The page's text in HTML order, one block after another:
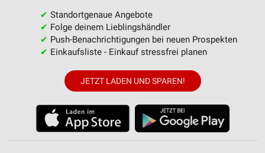
✔ Standortgenaue Angebote
✔ Folge deinem Lieblingshändler
✔ Push-Benachrichtigungen bei neuen Prospekten
✔ Einkaufsliste - Einkauf stressfrei planen
JETZT LADEN UND SPAREN!
Speichern von oder Zugriff auf Informationen
auf einem Endgerät
Verwendung reduzierter Daten zur Auswahl von
Werbeanzeigen
Erstellung von Profilen für personalisierte
Verwendung von Profilen zur Auswahl
personalisierter Werbung